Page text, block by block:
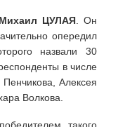
Михаил ЦУЛАЯ. Он
опередил
назвали 30
в числе
Алексея
Волкова.
такого